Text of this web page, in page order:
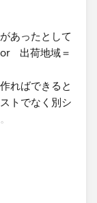
パラメータに
に等しい」で
ます。
"真"になるデ
た後、この計
保持します。
れるのかそう
。
リストが作れ
ットアクショ
きます。
あったとして
出荷地域＝
ればできると
トでなく別シ
とに近いかな